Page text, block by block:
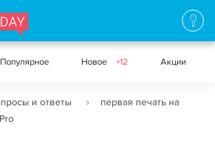
Популярное Новое +12 Акции
и ответы
первая печать на